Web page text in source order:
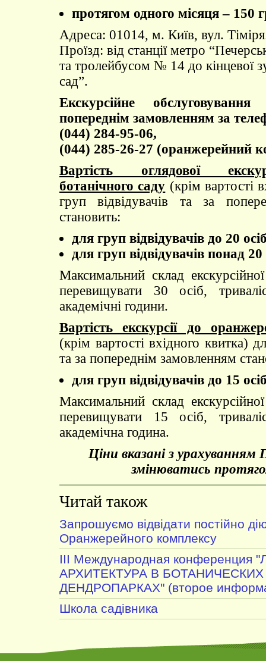
протягом одного місяця – 150
Адреса: 01014, м. Київ, вул.
Проїзд: від станції метро
та тролейбусом № 14 до кінцевої
сад”.
Екскурсійне
попереднім замовленням за
(044) 284-95-06,
(044) 285-26-27 (оранжерейний
Вартість оглядової
ботанічного саду (крім вартості
груп відвідувачів та за
становить:
для груп відвідувачів до 20
для груп відвідувачів понад
Максимальний склад
перевищувати 30 осіб,
академічні години.
Вартість екскурсії до
(крім вартості вхідного квитка)
та за попереднім замовленням
для груп відвідувачів до 15
Максимальний склад
перевищувати 15 осіб,
академічна година.
Ціни вказані з
змінюватись
Читай також
Запрошуємо відвідати постійно
Оранжерейного комплексу
III Международная
АРХИТЕКТУРА В
ДЕНДРОПАРКАХ" (второе
Школа садівника